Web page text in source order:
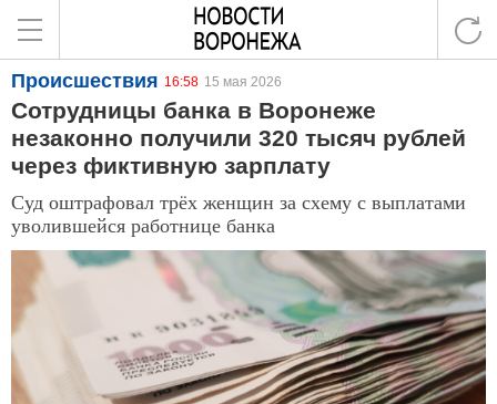
Происшествия 16:58 15 мая 2026
Сотрудницы банка в Воронеже
незаконно получили 320 тысяч рублей
через фиктивную зарплату
Суд оштрафовал трёх женщин за схему с выплатами
уволившейся работнице банка